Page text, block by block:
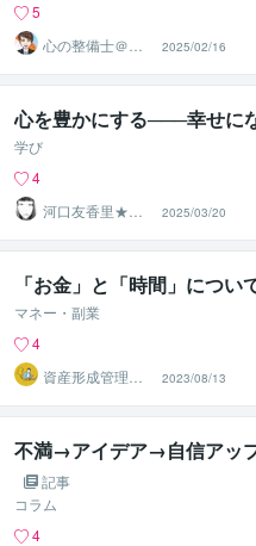
5
心の整備士＠ま
さとし
2025/02/16
心を豊かにする───幸せに
学び
4
河口友香里★ゆ
かり★ヒーラー
愛蘭★ライラ
2025/03/20
「お金」と「時間」につい
マネー・副業
4
資産形成管理ア
ドバイザー じ
ゅん
2023/08/13
不満→アイデア→自信アッ
記事
コラム
4